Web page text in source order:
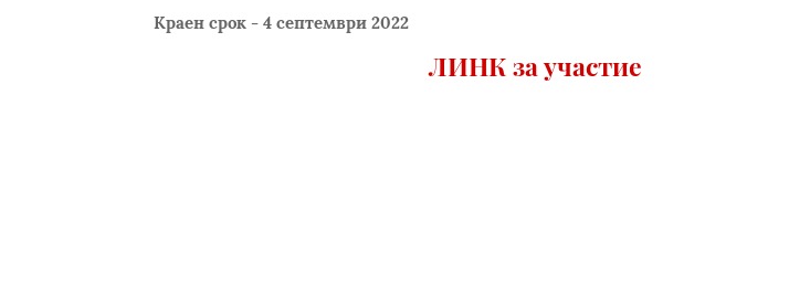
Краен срок - 4 септември 2022
ЛИНК за участие